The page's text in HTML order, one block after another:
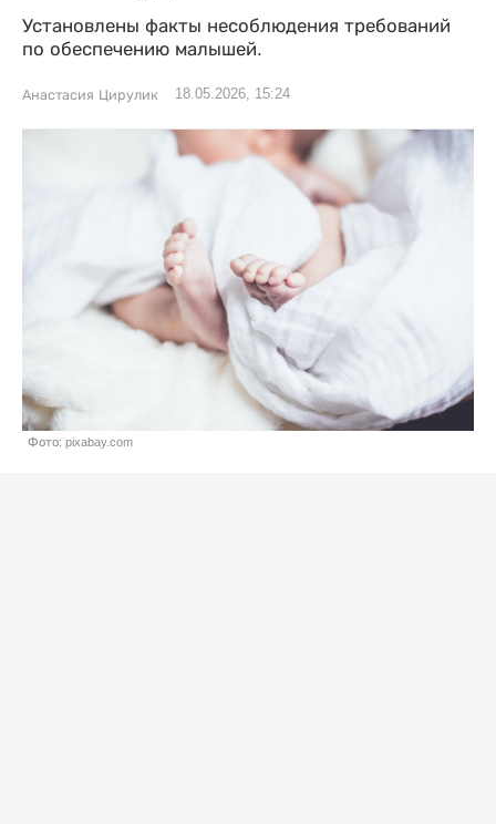
Установлены факты несоблюдения требований
по обеспечению малышей.
Анастасия Цирулик 18.05.2026, 15:24
Фото: pixabay.com